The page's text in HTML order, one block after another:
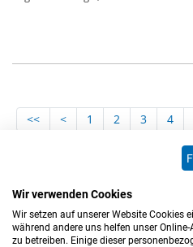
<< < 1 2 3 4
28
29 30 31
37
> >>
Wir verwenden Cookies
Wir setzen auf unserer Website Cookies
während andere uns helfen unser
zu betreiben. Einige dieser